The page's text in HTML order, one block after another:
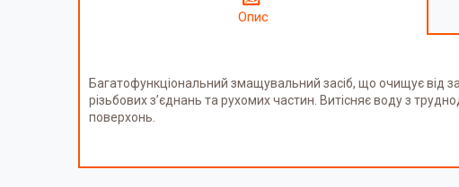
Опис
Багатофункціональний змащувальний засіб, що очищує від
різьбових з’єднань та рухомих частин. Витісняє воду з
поверхонь.